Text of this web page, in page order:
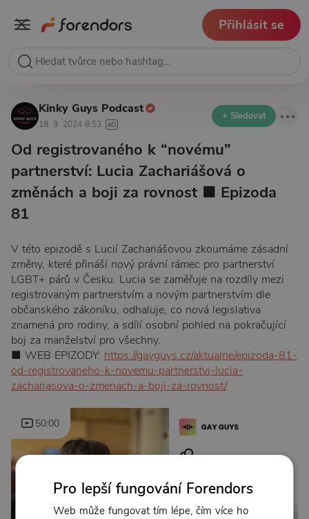
Přihlásit se
Kinky Guys Podcast
18. 9. 2024 8:53
+ Sledovat
Od registrovaného k “novému”
partnerství: Lucia Zachariášová o
změnách a boji za rovnost ■ Epizoda
81
V této epizodě s Lucií Zachariášovou zkoumáme zásadní
změny, které přináší nový právní rámec pro partnerství
LGBT+ párů v Česku. Lucia se zaměřuje na rozdíly mezi
registrovaným partnerstvím a novým partnerstvím dle
občanského zákoníku, odhaluje, co nová legislativa
znamená pro rodiny, a sdílí osobní pohled na pokračující
boj za manželství pro všechny.
■ WEB EPIZODY: https://gayguys.cz/aktualne/epizoda-81-
od-registrovaneho-k-novemu-partnerstvi-lucia-
zachariasova-o-zmenach-a-boji-za-rovnost/
50:00
Pro lepší fungování Forendors
Web může fungovat tím lépe, čím více ho